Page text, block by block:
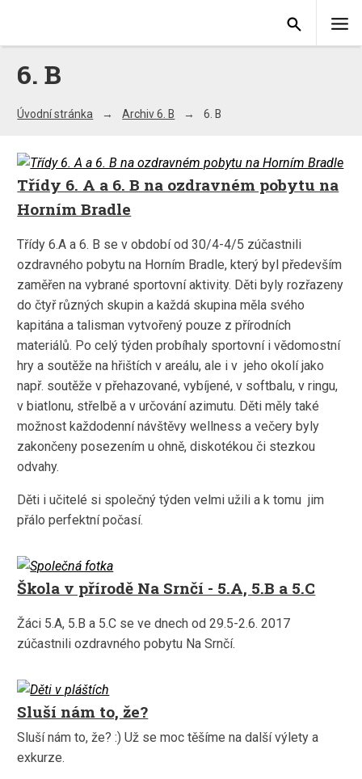
6. B
Úvodní stránka Archiv 6. B 6. B
Třídy 6. A a 6. B na ozdravném pobytu na
Horním Bradle
Třídy 6.A a 6. B se v období od 30/4-4/5 zúčastnili
ozdravného pobytu na Horním Bradle, který byl především
zaměřen na vybrané sportovní aktivity. Děti byly rozřazeny
do čtyř různých skupin a každá skupina měla svého
kapitána a talisman vytvořený pouze z přírodních
materiálů. Po celý týden probíhaly sportovní i vědomostní
hry a soutěže na hřištích v areálu, ale i v jeho okolí jako
např. soutěže v přehazované, vybíjené, v softbalu, v ringu,
v biatlonu, střelbě a v určování azimutu. Děti měly také
možnost každodenní návštěvy wellness a večery byly
zakončeny posezením u ohně, diskotékou či stezkou
odvahy.
Děti i učitelé si společný týden velmi užili a k tomu jim
přálo perfektní počasí.
Škola v přírodě Na Srnčí - 5.A, 5.B a 5.C
Žáci 5.A, 5.B a 5.C se ve dnech od 29.5-2.6. 2017
zúčastnili ozdravného pobytu Na Srnčí.
Sluší nám to, že?
Sluší nám to, že? :) Už se moc těšíme na další výlety a
exkurze.